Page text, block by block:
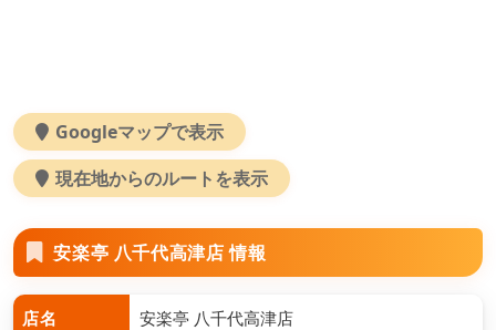
Googleマップで表示
現在地からのルートを表示
安楽亭 八千代高津店 情報
店名 安楽亭 八千代高津店